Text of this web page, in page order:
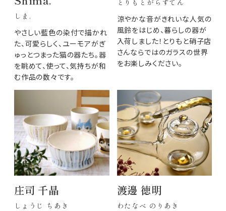
しま.
やさしい藍色の染付で描かれ
た、可愛らしく、ユーモアがぎ
ゅっとつまった猫の器たち。器
を眺めて、使って、気持ちが和
む作品の数々です。
涼やかな音がきれいな人気の
風鈴をはじめ、暮らしの器が
入荷しました！とりもと硝子店
さんならではのガラスの世界
をお楽しみください。
庄司 千晶
しょうじ ちあき
渡邊 徳明
わたなべ のりあき